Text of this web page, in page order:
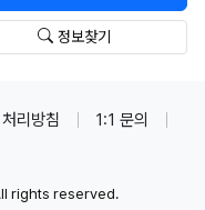
정보찾기
리방침
1:1 문의
rights reserved.